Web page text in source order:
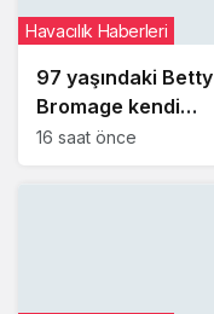
97 yaşındaki Betty
Bromage kendi
dünya rekorunu
Havacılık Haberleri
16 saat önce